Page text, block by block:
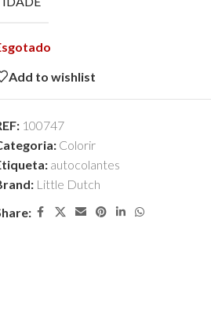
Add to wishlist
100747
Colorir
autocolantes
Little Dutch